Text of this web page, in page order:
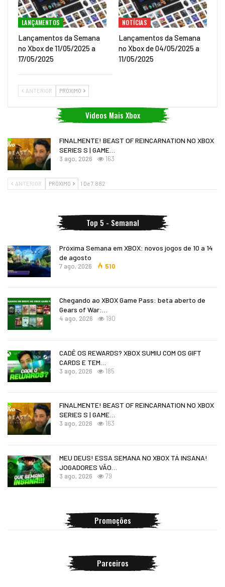
LANÇAMENTOS
Lançamentos da Semana
no Xbox de 11/05/2025 a
17/05/2025
NOTÍCIAS
Lançamentos da Semana
no Xbox de 04/05/2025 a
11/05/2025
ANTERIOR PRÓXIMO
Videos Mais Xbox
FINALMENTE! BEAST OF REINCARNATION NO XBOX
SERIES S | GAME…
3 ago, 2026 163
ANTERIOR PRÓXIMO 1 De 7.882
Top 5 - Semanal
Próxima Semana em XBOX: novos jogos de 10 a 14
de agosto
7 ago, 2026 510
Chegando ao XBOX Game Pass: beta aberto de
Gears of War:…
4 ago, 2026 190
CADÊ OS REWARDS? XBOX SUMIU COM OS GIFT
CARDS E TEM…
3 ago, 2026 185
FINALMENTE! BEAST OF REINCARNATION NO XBOX
SERIES S | GAME…
3 ago, 2026 163
MEU DEUS! ESSA SEMANA NO XBOX TÁ INSANA!
JOGADORES VÃO…
3 ago, 2026 79
Promoções
Parceiros